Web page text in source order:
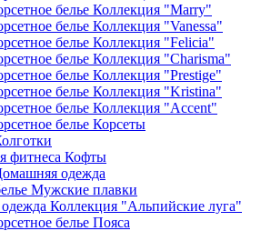
белье Коллекция "Marry"
белье Коллекция "Vanessa"
белье Коллекция "Felicia"
белье Коллекция "Charisma"
белье Коллекция "Prestige"
белье Коллекция "Kristina"
белье Коллекция "Accent"
белье Корсеты
фитнеса Кофты
одежда
Мужские плавки
Коллекция "Альпийские луга"
белье Пояса